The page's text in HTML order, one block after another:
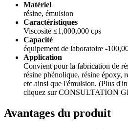
Matériel
résine, émulsion
Caractéristiques
Viscosité ≤1,000,000 cps
Capacité
équipement de laboratoire -
Application
Convient pour la fabrication de
résine phénolique, résine époxy,
etc ainsi que l'émulsion. (Plus
cliquez sur CONSULTATION
Avantages du produit